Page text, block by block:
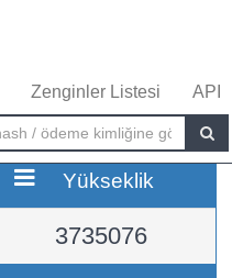
Zenginler Listesi API
Yükseklik
3735076